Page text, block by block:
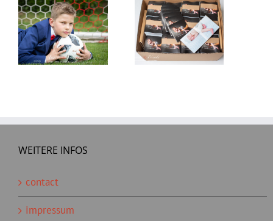
WEITERE INFOS
contact
impressum